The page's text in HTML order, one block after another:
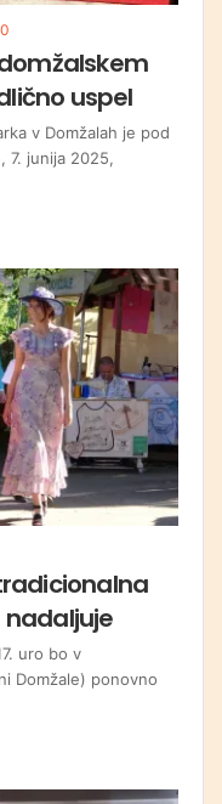
uspel
v Domžalah je pod
7. junija 2025,
uro bo v
Domžale) ponovno